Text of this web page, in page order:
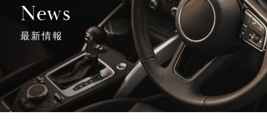
Home
ホーム
News
最新情報
News
最新情報